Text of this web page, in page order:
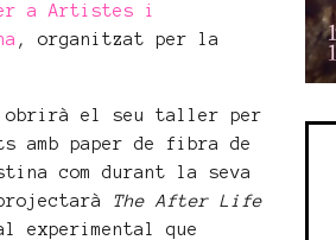
a Artistes i
, organitzat per la
obrirà el seu taller per
amb paper de fibra de
com durant la seva
The After Life
experimental que